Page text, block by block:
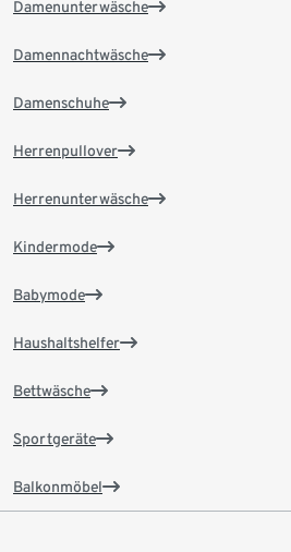
Damenunterwäsche
Damennachtwäsche
Damenschuhe
Herrenpullover
Herrenunterwäsche
Kindermode
Babymode
Haushaltshelfer
Bettwäsche
Sportgeräte
Balkonmöbel